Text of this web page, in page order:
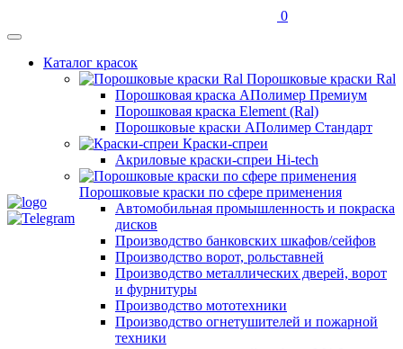
0
Каталог красок
Порошковые краски Ral
Порошковая краска АПолимер Премиум
Порошковая краска Element (Ral)
Порошковые краски АПолимер Стандарт
Краски-спреи
Акриловые краски-спреи Hi-tech
Порошковые краски по сфере применения
Автомобильная промышленность и покраска
дисков
Производство банковских шкафов/сейфов
Производство ворот, рольставней
Производство металлических дверей, ворот
и фурнитуры
Производство мототехники
Производство огнетушителей и пожарной
техники